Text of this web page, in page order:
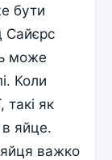
бути
Сайєрс
може
Коли
такі як
яйце.
важко